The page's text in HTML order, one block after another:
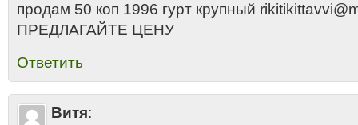
продам 50 коп 1996 гурт крупный
ПРЕДЛАГАЙТЕ ЦЕНУ
Ответить
Витя: